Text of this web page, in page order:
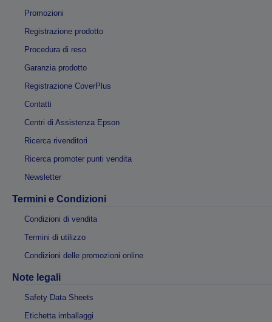
Promozioni
Registrazione prodotto
Procedura di reso
Garanzia prodotto
Registrazione CoverPlus
Contatti
Centri di Assistenza Epson
Ricerca rivenditori
Ricerca promoter punti vendita
Newsletter
Termini e Condizioni
Condizioni di vendita
Termini di utilizzo
Condizioni delle promozioni online
Note legali
Safety Data Sheets
Etichetta imballaggi